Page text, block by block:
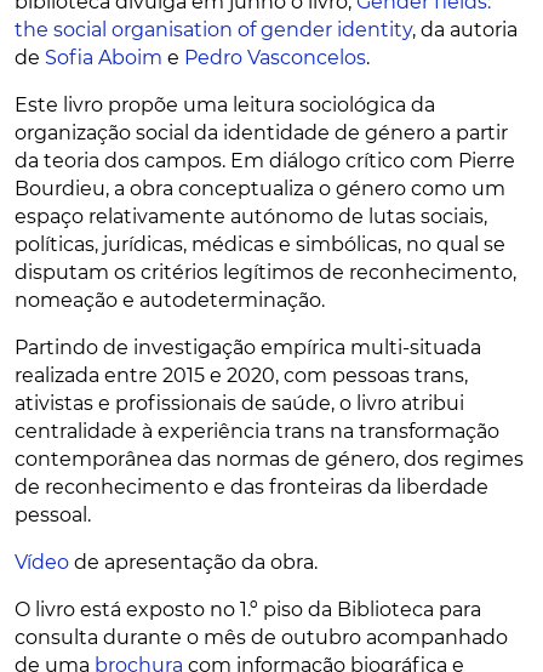
the social organisation of gender identity, da autoria
de Sofia Aboim e Pedro Vasconcelos.
Este livro propõe uma leitura sociológica da
organização social da identidade de género a partir
da teoria dos campos. Em diálogo crítico com Pierre
Bourdieu, a obra conceptualiza o género como um
espaço relativamente autónomo de lutas sociais,
políticas, jurídicas, médicas e simbólicas, no qual se
disputam os critérios legítimos de reconhecimento,
nomeação e autodeterminação.
Partindo de investigação empírica multi-situada
realizada entre 2015 e 2020, com pessoas trans,
ativistas e profissionais de saúde, o livro atribui
centralidade à experiência trans na transformação
contemporânea das normas de género, dos regimes
de reconhecimento e das fronteiras da liberdade
pessoal.
Vídeo de apresentação da obra.
O livro está exposto no 1.º piso da Biblioteca para
consulta durante o mês de outubro acompanhado
de uma brochura com informação biográfica e